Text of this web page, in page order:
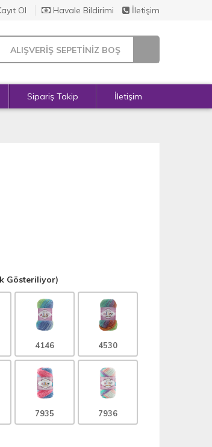
Ol Havale Bildirimi İletişim
ALIŞVERİŞ SEPETİNİZ BOŞ
Sipariş Takip İletişim
Gösteriliyor)
4146 4530
7935 7936